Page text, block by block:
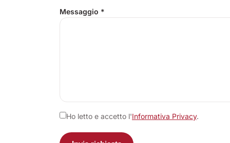
Messaggio *
Ho letto e accetto l'Informativa Privacy.